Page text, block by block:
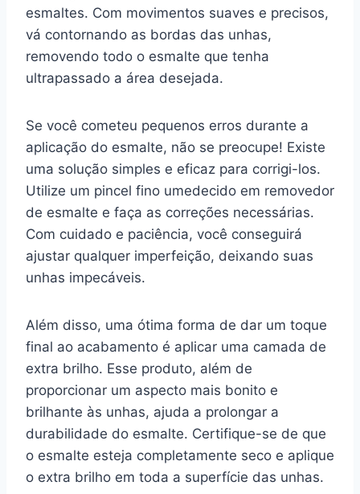
esmaltes. Com movimentos suaves e precisos,
vá contornando as bordas das unhas,
removendo todo o esmalte que tenha
ultrapassado a área desejada.
Se você cometeu pequenos erros durante a
aplicação do esmalte, não se preocupe! Existe
uma solução simples e eficaz para corrigi-los.
Utilize um pincel fino umedecido em removedor
de esmalte e faça as correções necessárias.
Com cuidado e paciência, você conseguirá
ajustar qualquer imperfeição, deixando suas
unhas impecáveis.
Além disso, uma ótima forma de dar um toque
final ao acabamento é aplicar uma camada de
extra brilho. Esse produto, além de
proporcionar um aspecto mais bonito e
brilhante às unhas, ajuda a prolongar a
durabilidade do esmalte. Certifique-se de que
o esmalte esteja completamente seco e aplique
o extra brilho em toda a superfície das unhas.